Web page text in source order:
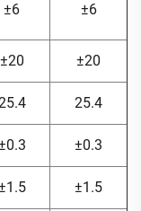
±6 ±6
±20
±20
25.4
±0.3
±1.5